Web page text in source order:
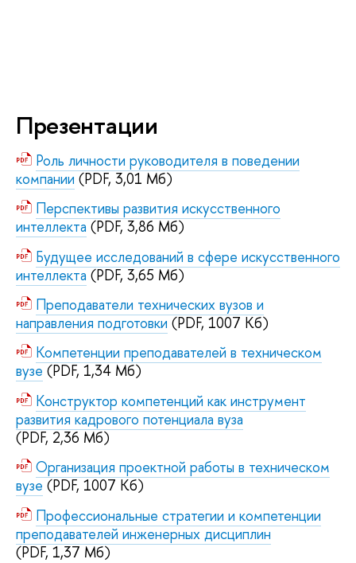
Презентации
Роль личности руководителя в поведении
компании (PDF, 3,01 Мб)
Перспективы развития искусственного
интеллекта (PDF, 3,86 Мб)
Будущее исследований в сфере искусственного
интеллекта (PDF, 3,65 Мб)
Преподаватели технических вузов и
направления подготовки (PDF, 1007 Кб)
Компетенции преподавателей в техническом
вузе (PDF, 1,34 Мб)
Конструктор компетенций как инструмент
развития кадрового потенциала вуза
(PDF, 2,36 Мб)
Организация проектной работы в техническом
вузе (PDF, 1007 Кб)
Профессиональные стратегии и компетенции
преподавателей инженерных дисциплин
(PDF, 1,37 Мб)